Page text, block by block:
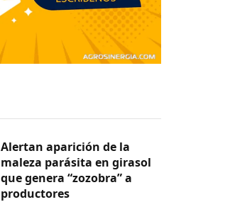
Alertan aparición de la
maleza parásita en girasol
que genera “zozobra” a
productores